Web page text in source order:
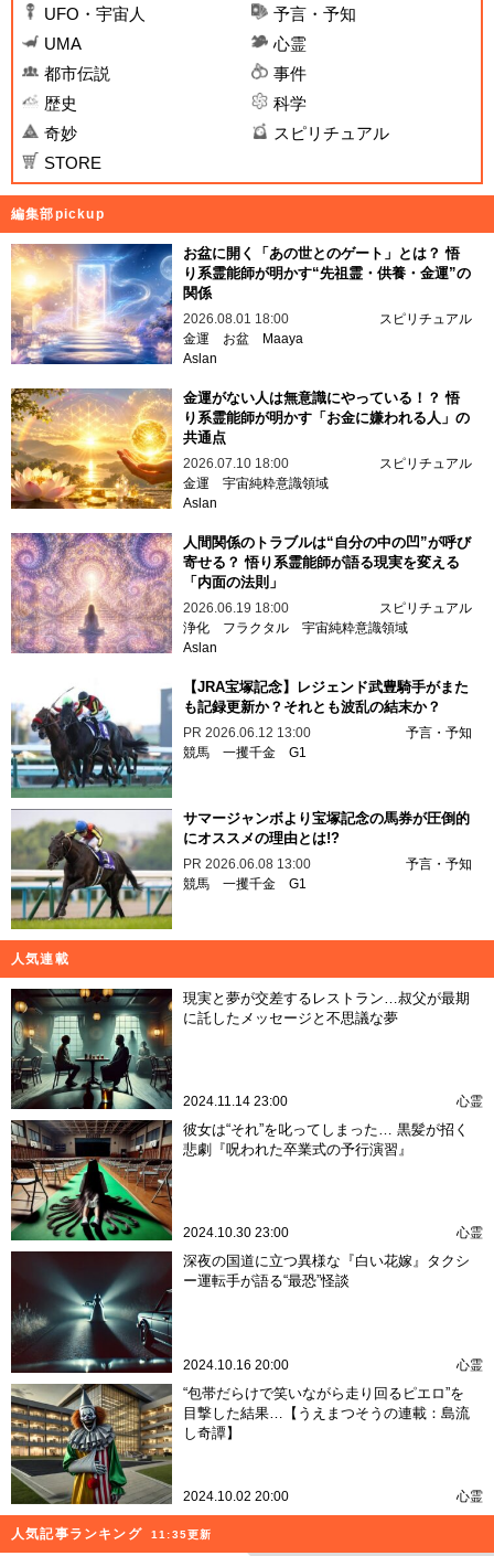
UFO・宇宙人
予言・予知
UMA
心霊
都市伝説
事件
歴史
科学
奇妙
スピリチュアル
STORE
編集部pickup
お盆に開く「あの世とのゲート」とは？ 悟
り系霊能師が明かす“先祖霊・供養・金運”の
関係
2026.08.01 18:00
スピリチュアル
金運
お盆
Maaya
Aslan
金運がない人は無意識にやっている！？ 悟
り系霊能師が明かす「お金に嫌われる人」の
共通点
2026.07.10 18:00
スピリチュアル
金運 宇宙純粋意識領域
Aslan
人間関係のトラブルは“自分の中の凹”が呼び
寄せる？ 悟り系霊能師が語る現実を変える
「内面の法則」
2026.06.19 18:00
スピリチュアル
浄化
フラクタル 宇宙純粋意識領域
Aslan
【JRA宝塚記念】レジェンド武豊騎手がまた
も記録更新か？それとも波乱の結末か？
PR 2026.06.12 13:00
予言・予知
競馬 一攫千金 G1
サマージャンボより宝塚記念の馬券が圧倒的
にオススメの理由とは!?
PR 2026.06.08 13:00
予言・予知
競馬 一攫千金 G1
人気連載
現実と夢が交差するレストラン…叔父が最期
に託したメッセージと不思議な夢
2024.11.14 23:00 心霊
彼女は“それ”を叱ってしまった… 黒髪が招く
悲劇『呪われた卒業式の予行演習』
2024.10.30 23:00 心霊
深夜の国道に立つ異様な『白い花嫁』タクシ
ー運転手が語る“最恐”怪談
2024.10.16 20:00 心霊
“包帯だらけで笑いながら走り回るピエロ”を
目撃した結果…【うえまつそうの連載：島流
し奇譚】
2024.10.02 20:00 心霊
人気記事ランキング 11:35更新